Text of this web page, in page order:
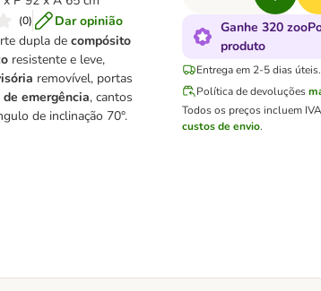
(0)
Dar opinião
dupla decompósito
resistente e leve,
removível, portas
de emergência, cantos
de inclinação 70°.
Ganhe 320
produto
Entrega em 2-5 dias úteis.
Política de devoluções
Todos os preços incluem
custos de envio.